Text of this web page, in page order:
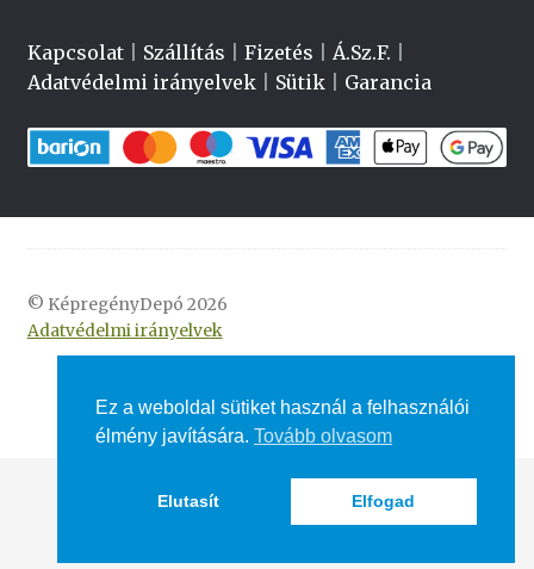
Kapcsolat| Szállítás Fizetés Á.Sz.F.
Adatvédelmi irányelvek| Sütik| Garancia
© KépregényDepó 2026
Adatvédelmi irányelvek
Ez a weboldal sütiket használ a felhasználói
élmény javítására. Tovább olvasom
Elutasít Elfogad